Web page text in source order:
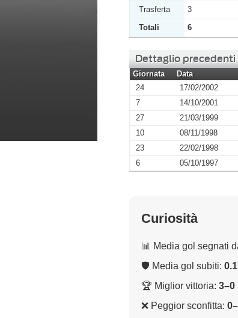
Trasferta
3
Totali
6
Dettaglio precedenti
Giornata Data
24
17/02/2002
7
14/10/2001
27
21/03/1999
10
08/11/1998
23
22/02/1998
6
05/10/1997
Curiosità
📊 Media gol segnati
🛡 Media gol subiti:
🏆 Miglior vittoria: 3–0
❌ Peggior sconfitta: